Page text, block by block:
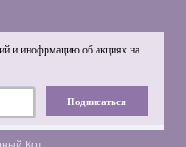
и инофрмацию об акциях на
Подписаться